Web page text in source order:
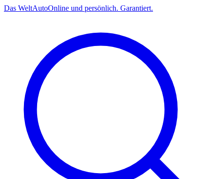
Das WeltAutoOnline und persönlich. Garantiert.